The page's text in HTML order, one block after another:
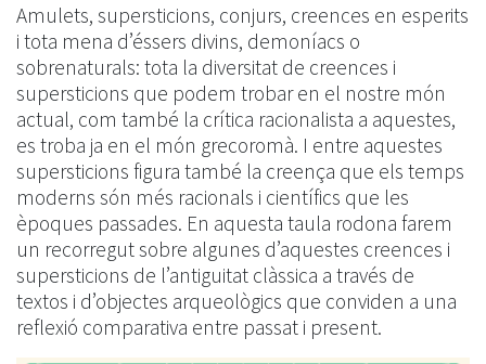
Amulets, supersticions, conjurs, creences en esperits
i tota mena d’éssers divins, demoníacs o
sobrenaturals: tota la diversitat de creences i
supersticions que podem trobar en el nostre món
actual, com també la crítica racionalista a aquestes,
es troba ja en el món grecoromà. I entre aquestes
supersticions figura també la creença que els temps
moderns són més racionals i científics que les
èpoques passades. En aquesta taula rodona farem
un recorregut sobre algunes d’aquestes creences i
supersticions de l’antiguitat clàssica a través de
textos i d’objectes arqueològics que conviden a una
reflexió comparativa entre passat i present.